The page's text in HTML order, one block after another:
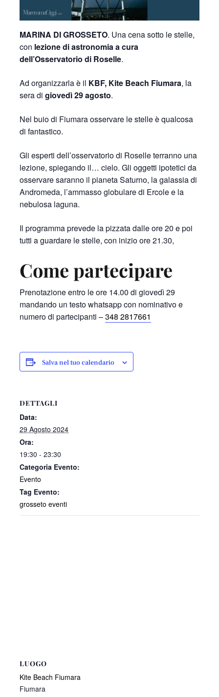
MARINA DI GROSSETO. Una cena sotto le stelle,
con lezione di astronomia a cura
dell’Osservatorio di Roselle.
Ad organizzarla è il KBF, Kite Beach Fiumara, la
sera di giovedì 29 agosto.
Nel buio di Fiumara osservare le stelle è qualcosa
di fantastico.
Gli esperti dell’osservatorio di Roselle terranno una
lezione, spiegando il… cielo. Gli oggetti ipotetici da
osservare saranno il pianeta Saturno, la galassia di
Andromeda, l’ammasso globulare di Ercole e la
nebulosa laguna.
Il programma prevede la pizzata dalle ore 20 e poi
tutti a guardare le stelle, con inizio ore 21.30,
Come partecipare
Prenotazione entro le ore 14.00 di giovedì 29
mandando un testo whatsapp con nominativo e
numero di partecipanti –348 2817661
Salva nel tuo calendario
DETTAGLI
Data:
29 Agosto 2024
Ora:
19:30 - 23:30
Categoria Evento:
Evento
Tag Evento:
grosseto eventi
LUOGO
Kite Beach Fiumara
Fiumara